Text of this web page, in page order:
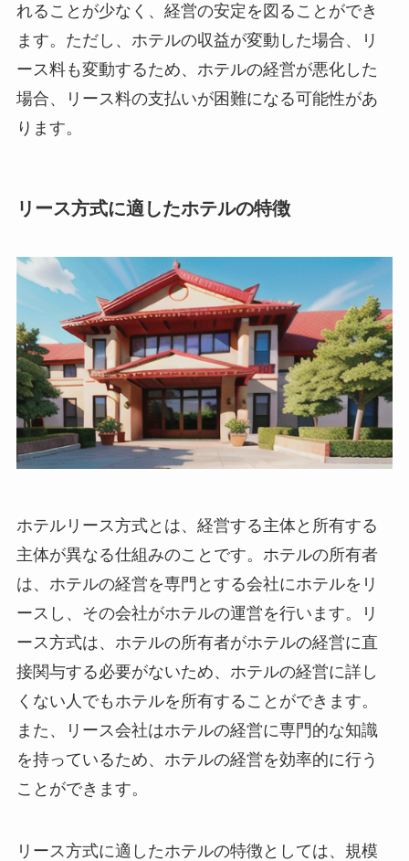
れることが少なく、経営の安定を図ることができ
ます。ただし、ホテルの収益が変動した場合、リ
ース料も変動するため、ホテルの経営が悪化した
場合、リース料の支払いが困難になる可能性があ
ります。
リース方式に適したホテルの特徴
ホテルリース方式とは、 経営する主体と所有する
主体が異なる仕組みのことです。ホテルの所有者
は、ホテルの経営を専門とする会社にホテルをリ
ースし、その会社がホテルの運営を行います。リ
ース方式は、ホテルの所有者がホテルの経営に直
接関与する必要がないため、ホテルの経営に詳し
くない人でもホテルを所有することができます。
また、リース会社はホテルの経営に専門的な知識
を持っているため、ホテルの経営を効率的に行う
ことができます。
リース方式に適したホテルの特徴としては、 規模